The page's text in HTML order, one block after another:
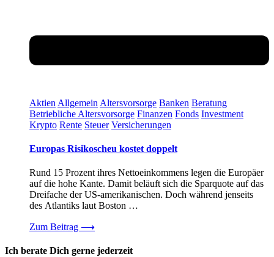
Aktien Allgemein Altersvorsorge Banken Beratung
Betriebliche Altersvorsorge Finanzen Fonds Investment
Krypto Rente Steuer Versicherungen
Europas Risikoscheu kostet doppelt
Rund 15 Prozent ihres Nettoeinkommens legen die Europäer
auf die hohe Kante. Damit beläuft sich die Sparquote auf das
Dreifache der US-amerikanischen. Doch während jenseits
des Atlantiks laut Boston …
Zum Beitrag ⟶
Ich berate Dich gerne jederzeit